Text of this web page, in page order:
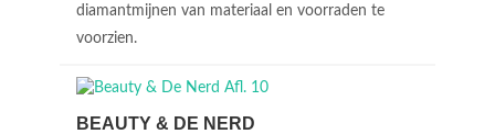
diamantmijnen van materiaal en voorraden te
voorzien.
BEAUTY & DE NERD